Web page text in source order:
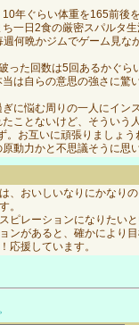
年ぐらい体重を165前後
一日2食の厳密スパルタ
何晩かジムでゲーム見な
った回数は5回あるかぐ
は自らの意思の強さに驚い
に悩む周りの一人にイン
ことないけど、そういう
。お互いに頑張りましょ
動力かと不思議そうに思
、おいしいなりにかなり
。
ピレーションになりたい
ンがあると、確かにより
応援しています。